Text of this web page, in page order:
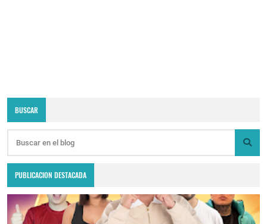
BUSCAR
PUBLICACION DESTACADA